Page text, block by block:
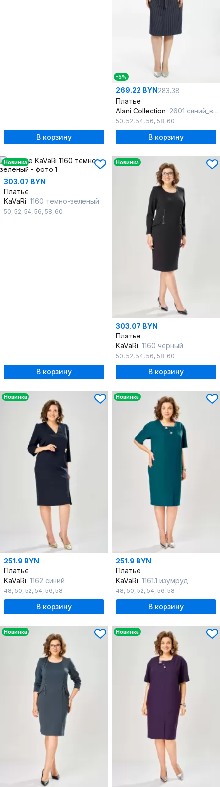
В корзину
-5%
269.22 BYN283.38
Платье
Alani Collection 2601 синий_в_полоску
50, 52, 54, 56, 58, 60
В корзину
Новинка
303.07 BYN
Платье
KaVaRi 1160 темно-зеленый
50, 52, 54, 56, 58, 60
В корзину
Новинка
303.07 BYN
Платье
KaVaRi 1160 черный
50, 52, 54, 56, 58, 60
В корзину
Новинка
251.9 BYN
Платье
KaVaRi 1162 синий
48, 50, 52, 54, 56, 58
В корзину
Новинка
251.9 BYN
Платье
KaVaRi 1161.1 изумруд
48, 50, 52, 54, 56, 58
В корзину
Новинка Новинка